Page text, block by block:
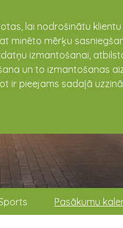
lai nodrošinātu
minēto mērķu
izmantošanai,
un to izmantošanas
ir pieejams sadaļā
Pasākumu